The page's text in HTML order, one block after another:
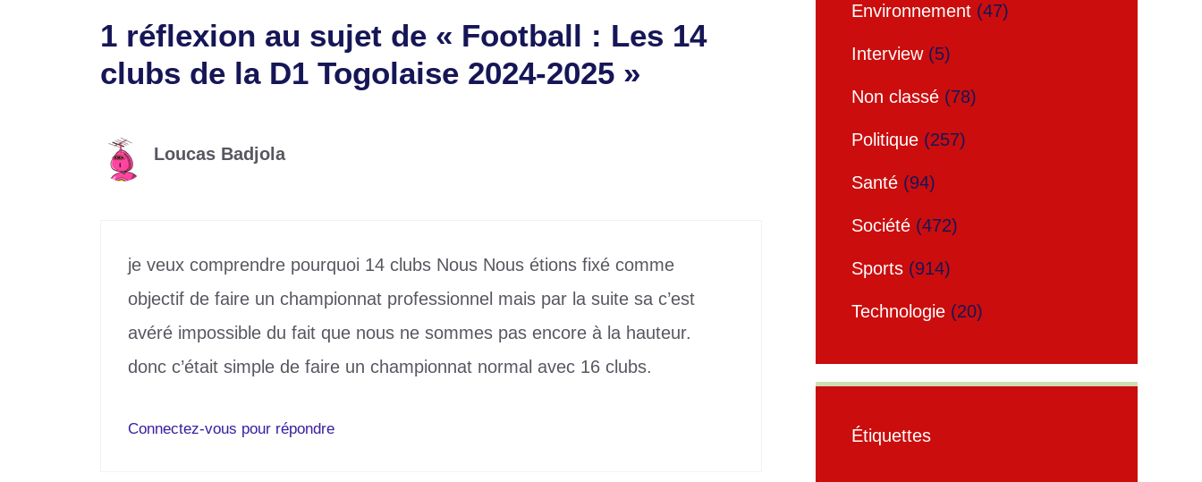
1 réflexion au sujet de « Football : Les 14
clubs de la D1 Togolaise 2024-2025 »
Loucas Badjola
je veux comprendre pourquoi 14 clubs Nous Nous étions fixé comme
objectif de faire un championnat professionnel mais par la suite sa c’est
avéré impossible du fait que nous ne sommes pas encore à la hauteur.
donc c’était simple de faire un championnat normal avec 16 clubs.
Connectez-vous pour répondre
Environnement (47)
Interview(5)
Non classé (78)
Politique (257)
Santé (94)
Société (472)
Sports (914)
Technologie (20)
Étiquettes